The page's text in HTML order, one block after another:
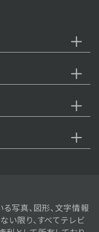
ススメのクールア
回！ハンドメイド
日 放送
気テーマパークや
写真、図形、文字情報
い限り、すべてテレビ